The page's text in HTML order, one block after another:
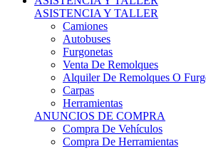
ASISTENCIA Y TALLER
Camiones
Autobuses
Furgonetas
Venta De Remolques
Alquiler De Remolques O
Carpas
Herramientas
ANUNCIOS DE COMPRA
Compra De Vehículos
Compra De Herramientas